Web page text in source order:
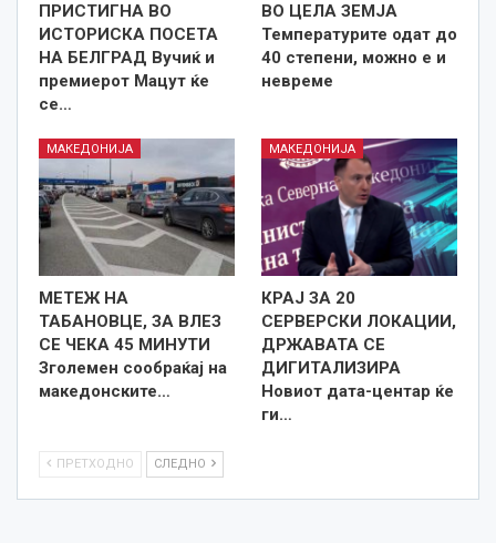
ПРИСТИГНА ВО
ИСТОРИСКА ПОСЕТА
НА БЕЛГРАД Вучиќ и
премиерот Мацут ќе
се…
ВО ЦЕЛА ЗЕМЈА
Температурите одат до
40 степени, можно е и
невреме
МАКЕДОНИЈА
МЕТЕЖ НА
ТАБАНОВЦЕ, ЗА ВЛЕЗ
СЕ ЧЕКА 45 МИНУТИ
Зголемен сообраќај на
македонските…
МАКЕДОНИЈА
КРАЈ ЗА 20
СЕРВЕРСКИ ЛОКАЦИИ,
ДРЖАВАТА СЕ
ДИГИТАЛИЗИРА
Новиот дата-центар ќе
ги…
ПРЕТХОДНО СЛЕДНО